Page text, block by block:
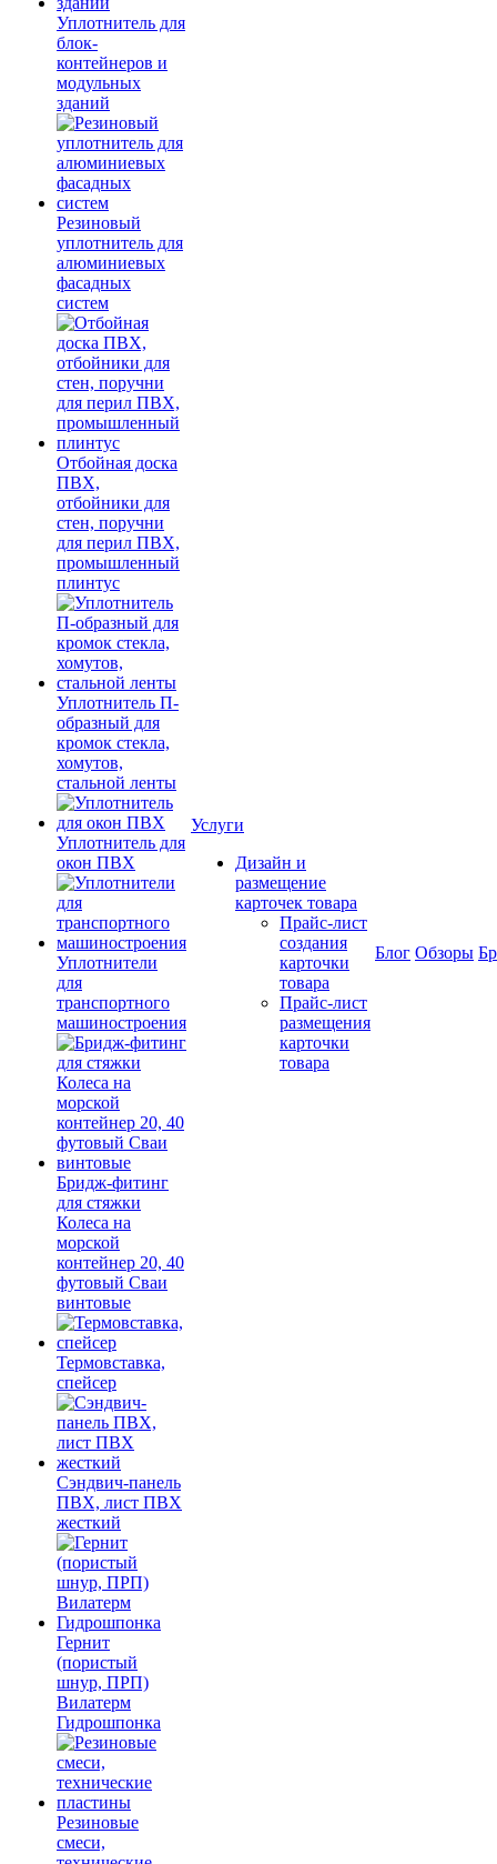
Уплотнитель для
блок-
контейнеров и
модульных
зданий
Резиновый
уплотнитель для
алюминиевых
фасадных
систем
Отбойная доска
ПВХ,
отбойники для
стен, поручни
для перил ПВХ,
промышленный
плинтус
Уплотнитель П-
образный для
кромок стекла,
хомутов,
стальной ленты
Уплотнитель для
окон ПВХ
Уплотнители
для
транспортного
машиностроения
Бридж-фитинг
для стяжки
Колеса на
морской
контейнер 20, 40
футовый Сваи
винтовые
Термовставка,
спейсер
Сэндвич-панель
ПВХ, лист ПВХ
жесткий
Гернит
(пористый
шнур, ПРП)
Вилатерм
Гидрошпонка
Резиновые
смеси,
Услуги
Дизайн и
размещение
карточек товара
Прайс-лист
создания
карточки
товара
Прайс-лист
размещения
карточки
товара
Блог Обзоры